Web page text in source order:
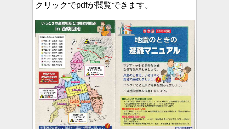
クリックでpdfが閲覧できます。